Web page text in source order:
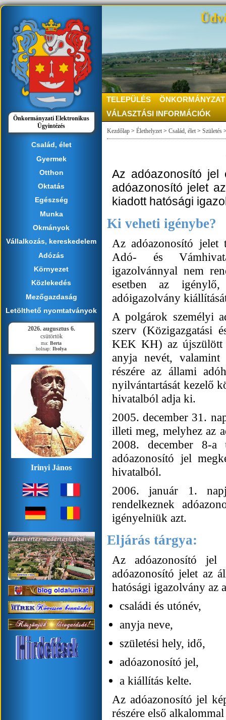
Önkormányzati Elektronikus
Ügyintézés
Család, élet
Gyermek
Otthon
Oktatás
Egészség
Munka
Okmányok
Vállalkozás, kereskedelem
Adózás
Környezet
Közlekedés
Mezőgazdaság
Letölthető nyomtatványok
2026. augusztus 6.
csütörtök
ma:Berta
holnap:Ibolya
Irinyi János
TELEPÜLÉS
ÖNKORMÁNYZAT
VÁLASZTÁSI INFORMÁCIÓK
Kezdőlap > Élethelyzet > Család, élet > Születés
Az adóazonosító jel
adóazonosító jelet
kiadott hatósági
Ki veheti igénybe?
Az adóazonosító jelet
Adó- és
igazolvánnyal nem
esetben az igénylő,
adóigazolvány
A polgárok személyi
szerv (Közigazgatási
KEK KH) az újszülött
anyja nevét,
részére az állami
nyilvántartását kezelő
hivatalból adja ki.
2005. december 31.
illeti meg, melyhez az
2008. december 8-a
adóazonosító jel
hivatalból.
2006. január 1.
rendelkeznek
igényelniük azt.
Eljárás tárgya:
Az adóazonosító jel
adóazonosító jelet az
hatósági igazolvány az
családi és utónév,
anyja neve,
születési hely, idő,
adóazonosító jel,
a kiállítás kelte.
Az adóazonosító jel
részére első